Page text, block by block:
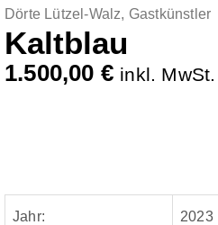
Dörte Lützel-Walz, Gastkünstler
Kaltblau
1.500,00 € inkl. MwSt.
Jahr: 2023